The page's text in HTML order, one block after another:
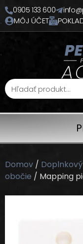
0905 133 600
MÔJ ÚČET
Domov /
obočie / Mapping